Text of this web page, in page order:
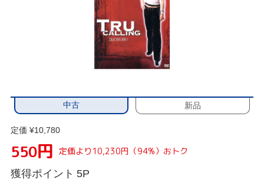
中古 新品
定価 ¥10,780
550円 定価より10,230円（94%）おトク
獲得ポイント 5P